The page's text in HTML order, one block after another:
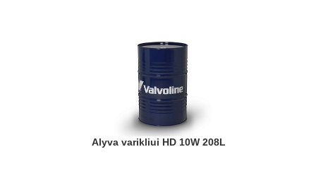
Alyva varikliui HD 10W 208L